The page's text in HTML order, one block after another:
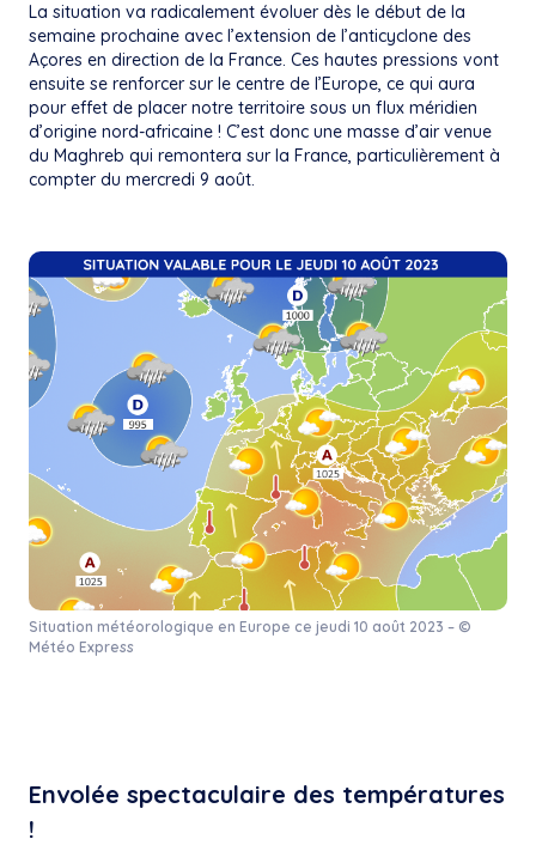
La situation va radicalement évoluer dès le début de la
semaine prochaine avec l’extension de l’anticyclone des
Açores en direction de la France. Ces hautes pressions vont
ensuite se renforcer sur le centre de l’Europe, ce qui aura
pour effet de placer notre territoire sous un flux méridien
d’origine nord-africaine ! C’est donc une masse d’air venue
du Maghreb qui remontera sur la France, particulièrement à
compter du mercredi 9 août.
Situation météorologique en Europe ce jeudi 10 août 2023 – ©
Météo Express
Envolée spectaculaire des températures
!